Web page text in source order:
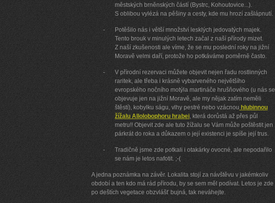
městských brněnských částí (Bystrc, Kohoutovice...).
S oblibou vylézá na pěšiny a cesty, kde mu hrozí zašlápnutí.
-
Potěšilo nás i větší množství lesklých jedovatých majek.
Tento brouk v minulých letech začal z naší přírody mizet.
Z naší zkušenosti ale víme, že se mu poslední roky na jižní
Moravě velmi daří, protože ho potkáváme poměrně často.
-
V přírodní rezervaci můžete objevit nejen řadu rostlinných
raritek, ale třeba i krásně vybarveného největšího
evropského nočního motýla martináče hrušňového (u nás se
objevuje jen na jižní Moravě, ale my nějak zatím neměli
štěstí), kobylku ságu, vlhy pestré nebo vzácnou hlubinnou
žížalu Allolobophoru hrabei, která dorůstá až přes půl
metru!! Objevit zde ale tuto žížalu se Vám může poštěstit jen
párkrát do roka a důkazem o její existenci je spíše její trus.
-
Tradičně jsme zde potkali i otakárky ovocné, ale nepodařilo
se nám je letos nafotit. ;-(
A jedna poznámka na závěr. Lokalita stojí za návštěvu v jakémkoliv
období a ten kdo má rád přírodu, by se sem měl podívat. Letos je zde
po deštích vegetace obzvlášť bujná, tak neváhejte.